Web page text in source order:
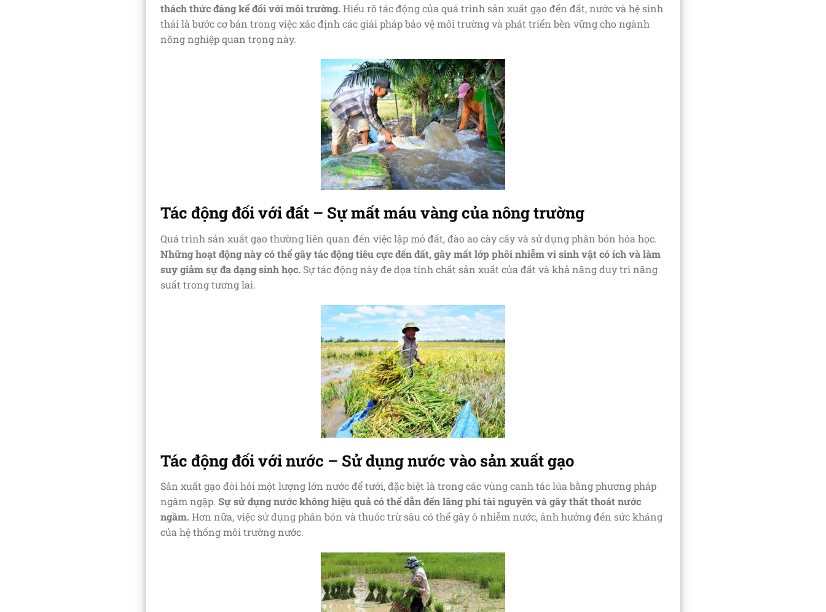
thách thức đáng kể đối với môi trường.Hiểu rõ tác động của quá trình sản xuất gạo đến đất, nước và hệ sinh
thái là bước cơ bản trong việc xác định các giải pháp bảo vệ môi trường và phát triển bền vững cho ngành
nông nghiệp quan trọng này.
Tác động đối với đất – Sự mất máu vàng của nông trường
Quá trình sản xuất gạo thường liên quan đến việc lập mỏ đất, đào ao cày cấy và sử dụng phân bón hóa học.
Những hoạt động này có thể gây tác động tiêu cực đến đất, gây mất lớp phôi nhiễm vi sinh vật có ích và làm
suy giảm sự đa dạng sinh học. Sự tác động này đe dọa tính chất sản xuất của đất và khả năng duy trì năng
suất trong tương lai.
Tác động đối với nước – Sử dụng nước vào sản xuất gạo
Sản xuất gạo đòi hỏi một lượng lớn nước để tưới, đặc biệt là trong các vùng canh tác lúa bằng phương pháp
ngâm ngập. Sự sử dụng nước không hiệu quả có thể dẫn đến lãng phí tài nguyên và gây thất thoát nước
ngầm.Hơn nữa, việc sử dụng phân bón và thuốc trừ sâu có thể gây ô nhiễm nước, ảnh hưởng đến sức kháng
của hệ thống môi trường nước.